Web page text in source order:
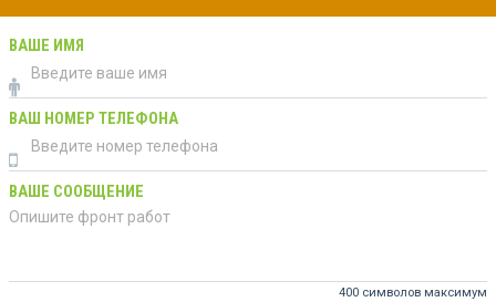
ВАШЕ ИМЯ
ВАШ НОМЕР ТЕЛЕФОНА
ВАШЕ СООБЩЕНИЕ
400 символов максимум